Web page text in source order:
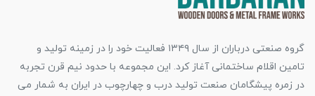
گروه صنعتی درباران از سال ۱۳۴۹ فعالیت خود را در زمینه تولید و
تامین اقلام ساختمانی آغاز کرد. این مجموعه با حدود نیم قرن تجربه
در زمره پیشگامان صنعت تولید درب و چهارچوب در ایران به شمار می